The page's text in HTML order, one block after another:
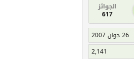
الجوائز
617
26 جوان 2007
2,141